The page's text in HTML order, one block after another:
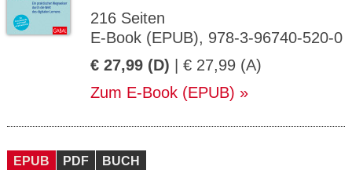
216 Seiten
E-Book (EPUB), 978-3-96740-520-0
€ 27,99 (D) | € 27,99 (A)
Zum E-Book (EPUB)
EPUB PDF BUCH